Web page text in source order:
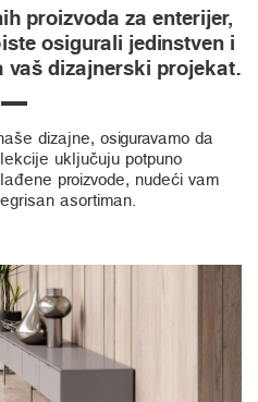
proizvoda za enterijer,
osigurali jedinstven i
vaš dizajnerski projekat.
dizajne, osiguravamo da
uključuju potpuno
proizvode, nudeći vam
asortiman.